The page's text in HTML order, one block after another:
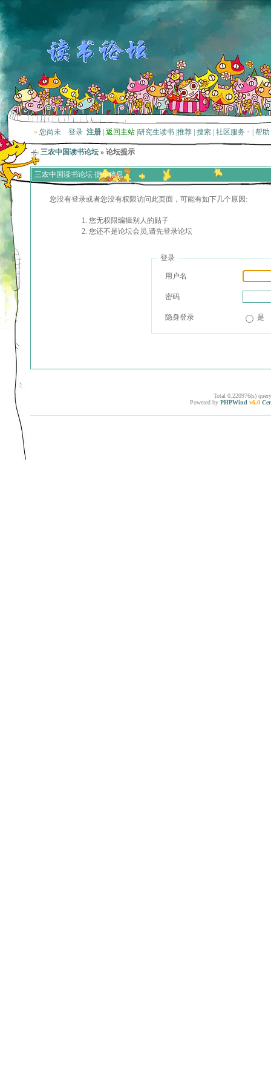
» 您尚未 登录 注册 返回主站 研究生读书 推荐 搜索 社区服务 帮助
三农中国读书论坛 » 论坛提示
三农中国读书论坛 提示信息
您没有登录或者您没有权限访问此页面，可能有如下几个原因:
您无权限编辑别人的贴子
您还不是论坛会员,请先登录论坛
登录
用户名
密码
隐身登录 是
Total 0.220976(s)
Powered by PHPWind v6.0